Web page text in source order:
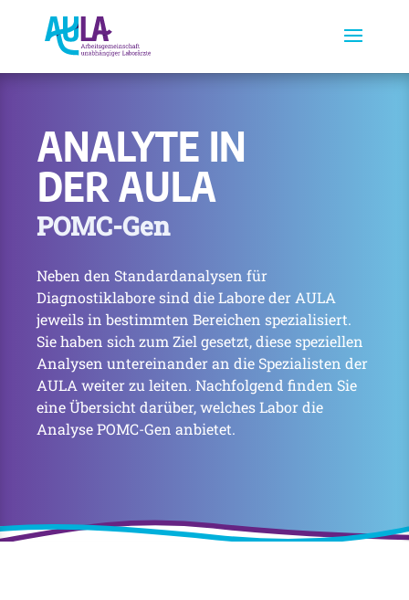
ANALYTE IN
DER AULA
POMC-Gen
Neben den Standardanalysen für
Diagnostiklabore sind die Labore der AULA
jeweils in bestimmten Bereichen spezialisiert.
Sie haben sich zum Ziel gesetzt, diese speziellen
Analysen untereinander an die Spezialisten der
AULA weiter zu leiten. Nachfolgend finden Sie
eine Übersicht darüber, welches Labor die
Analyse POMC-Gen anbietet.